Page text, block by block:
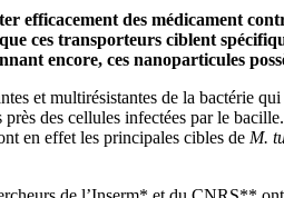
des médicament
ces transporteurs ciblent
encore, ces nanoparticules
et multirésistantes de la bactérie
des cellules infectées par le
en effet les principales cibles de M.